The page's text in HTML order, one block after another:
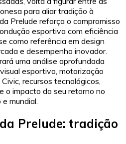
para aliar tradição à
Prelude reforça o compromisso
esportiva com eficiência
como referência em design
e desempenho inovador.
uma análise aprofundada
esportivo, motorização
recursos tecnológicos,
o impacto do seu retorno no
mundial.
Prelude: tradição